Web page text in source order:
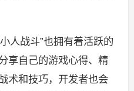
人战斗”也拥有着活跃的
享自己的游戏心得、精
术和技巧，开发者也会